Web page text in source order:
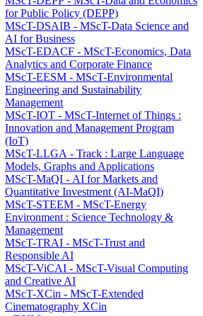
for Public Policy (DEPP)
MScT-DSAIB - MScT-Data Science and
AI for Business
MScT-EDACF - MScT-Economics, Data
Analytics and Corporate Finance
MScT-EESM - MScT-Environmental
Engineering and Sustainability
Management
MScT-IOT - MScT-Internet of Things :
Innovation and Management Program
(IoT)
MScT-LLGA - Track : Large Language
Models, Graphs and Applications
MScT-MaQI - AI for Markets and
Quantitative Investment (AI-MaQI)
MScT-STEEM - MScT-Energy
Environment : Science Technology &
Management
MScT-TRAI - MScT-Trust and
Responsible AI
MScT-ViCAI - MScT-Visual Computing
and Creative AI
MScT-XCin - MScT-Extended
Cinematography XCin